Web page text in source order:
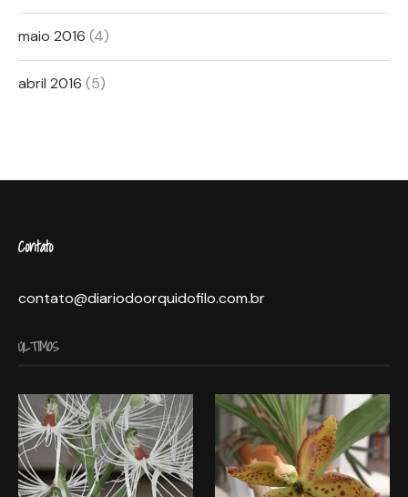
maio 2016 (4)
abril 2016 (5)
Contato
contato@diariodoorquidofilo.com.br
ÚLTIMOS